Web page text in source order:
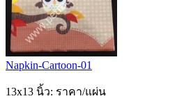
Napkin-Cartoon-01
13x13 นิ้ว: ราคา/แผ่น